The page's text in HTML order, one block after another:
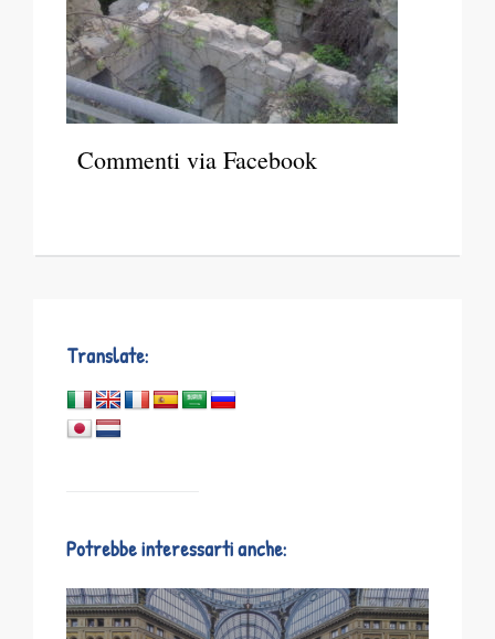
Commenti via Facebook
Translate:
Potrebbe interessarti anche: